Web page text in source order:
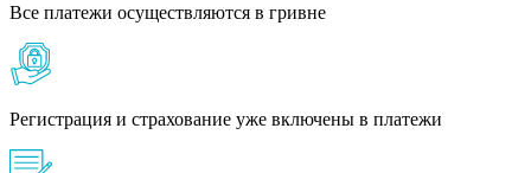
Все платежи осуществляются в гривне
Регистрация и страхование уже включены в платежи